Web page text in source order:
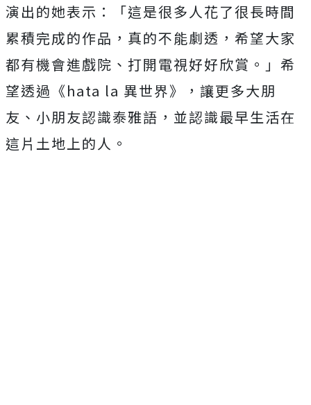
演出的她表示：「這是很多人花了很長時間
累積完成的作品，真的不能劇透， 希望大家
都有機會進戲院、打開電視好好欣賞。」希
望透過《hata la 異世界》，讓更多大朋
友、小朋友認識泰雅語， 並認識最早生活在
這片土地上的人。